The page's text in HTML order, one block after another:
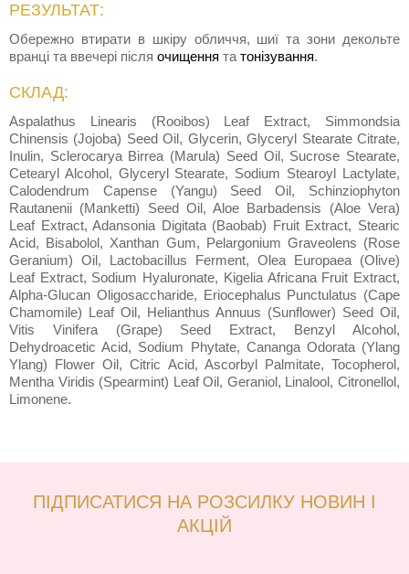
РЕЗУЛЬТАТ:
Обережно втирати в шкіру обличчя, шиї та зони декольте
вранці та ввечері після очищення та тонізування.
СКЛАД:
Aspalathus Linearis (Rooibos) Leaf Extract, Simmondsia
Chinensis (Jojoba) Seed Oil, Glycerin, Glyceryl Stearate Citrate,
Inulin, Sclerocarya Birrea (Marula) Seed Oil, Sucrose Stearate,
Cetearyl Alcohol, Glyceryl Stearate, Sodium Stearoyl Lactylate,
Calodendrum Capense (Yangu) Seed Oil, Schinziophyton
Rautanenii (Manketti) Seed Oil, Aloe Barbadensis (Aloe Vera)
Leaf Extract, Adansonia Digitata (Baobab) Fruit Extract, Stearic
Acid, Bisabolol, Xanthan Gum, Pelargonium Graveolens (Rose
Geranium) Oil, Lactobacillus Ferment, Olea Europaea (Olive)
Leaf Extract, Sodium Hyaluronate, Kigelia Africana Fruit Extract,
Alpha-Glucan Oligosaccharide, Eriocephalus Punctulatus (Cape
Chamomile) Leaf Oil, Helianthus Annuus (Sunflower) Seed Oil,
Vitis Vinifera (Grape) Seed Extract, Benzyl Alcohol,
Dehydroacetic Acid, Sodium Phytate, Cananga Odorata (Ylang
Ylang) Flower Oil, Citric Acid, Ascorbyl Palmitate, Tocopherol,
Mentha Viridis (Spearmint) Leaf Oil, Geraniol, Linalool, Citronellol,
Limonene.
ПІДПИСАТИСЯ НА РОЗСИЛКУ НОВИН І
АКЦІЙ